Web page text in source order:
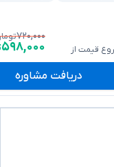
قیمت از
۷۲۰,۰۰۰
۵۹۸,۰۰۰
دریافت مشاوره